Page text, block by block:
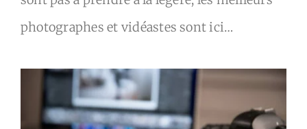
photographes et vidéastes sont ici…